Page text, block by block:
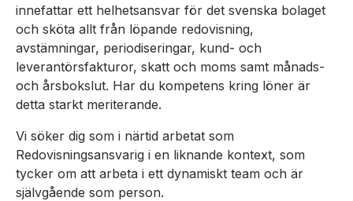
innefattar ett helhetsansvar för det svenska bolaget
och sköta allt från löpande redovisning,
avstämningar, periodiseringar, kund- och
leverantörsfakturor, skatt och moms samt månads-
och årsbokslut. Har du kompetens kring löner är
detta starkt meriterande.
Vi söker dig som i närtid arbetat som
Redovisningsansvarig i en liknande kontext, som
tycker om att arbeta i ett dynamiskt team och är
självgående som person.